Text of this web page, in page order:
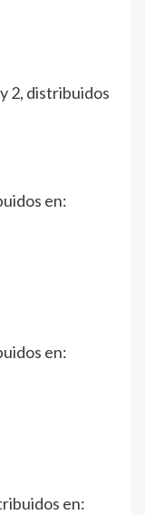
2, distribuidos
en:
en:
en: